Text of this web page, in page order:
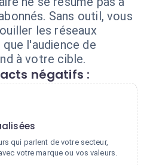
Sans outil, vous
les réseaux
l'audience de
à votre cible.
négatifs :
qui parlent de votre secteur,
votre marque ou vos valeurs.